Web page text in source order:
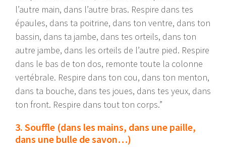
l’autre main, dans l’autre bras. Respire dans tes
épaules, dans ta poitrine, dans ton ventre, dans ton
bassin, dans ta jambe, dans tes orteils, dans ton
autre jambe, dans les orteils de l’autre pied. Respire
dans le bas de ton dos, remonte toute la colonne
vertébrale. Respire dans ton cou, dans ton menton,
dans ta bouche, dans tes joues, dans tes yeux, dans
ton front. Respire dans tout ton corps.”
3. Souffle (dans les mains, dans une paille,
dans une bulle de savon…)